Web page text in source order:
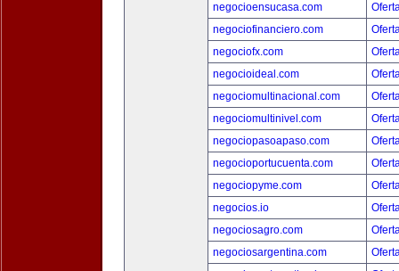
negocioensucasa.com
negociofinanciero.com
negociofx.com
negocioideal.com
negociomultinacional.com
negociomultinivel.com
negociopasoapaso.com
negocioportucuenta.com
negociopyme.com
negocios.io
negociosagro.com
negociosargentina.com